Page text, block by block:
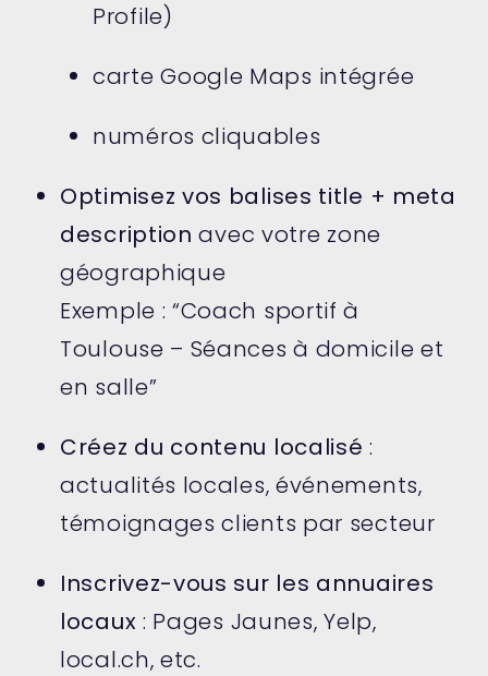
Profile)
carte Google Maps intégrée
numéros cliquables
Optimisez vos balises title + meta
description avec votre zone
géographique
Exemple : “Coach sportif à
Toulouse – Séances à domicile et
en salle”
Créez du contenu localisé :
actualités locales, événements,
témoignages clients par secteur
Inscrivez-vous sur les annuaires
locaux : Pages Jaunes, Yelp,
local.ch, etc.